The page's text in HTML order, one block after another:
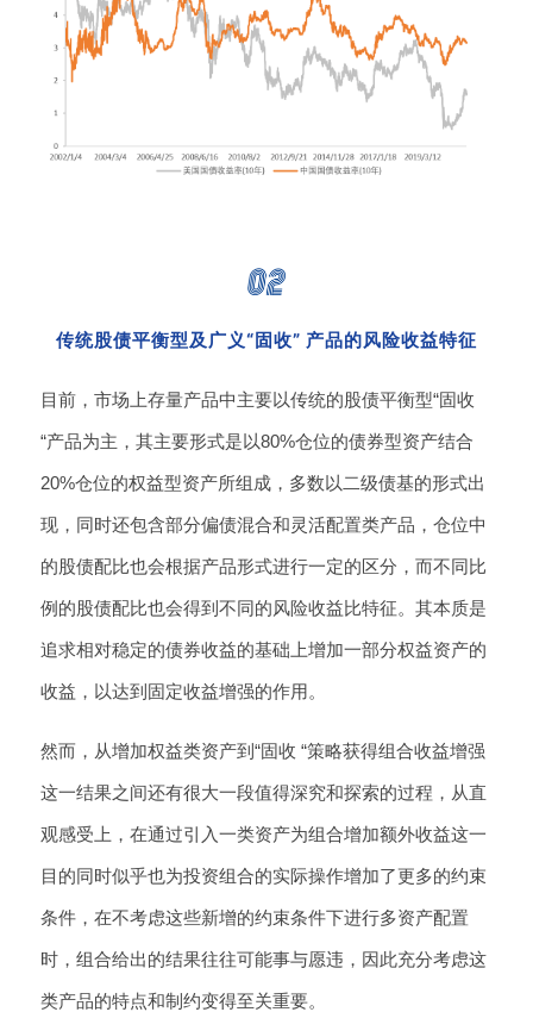
传统股债平衡型及广义“固收” 产品的风险收益特征
目前，市场上存量产品中主要以传统的股债平衡型“固收
“产品为主，其主要形式是以80%仓位的债券型资产结合
20%仓位的权益型资产所组成，多数以二级债基的形式出
现，同时还包含部分偏债混合和灵活配置类产品，仓位中
的股债配比也会根据产品形式进行一定的区分，而不同比
例的股债配比也会得到不同的风险收益比特征。其本质是
追求相对稳定的债券收益的基础上增加一部分权益资产的
收益，以达到固定收益增强的作用。
然而，从增加权益类资产到“固收 “策略获得组合收益增强
这一结果之间还有很大一段值得深究和探索的过程，从直
观感受上，在通过引入一类资产为组合增加额外收益这一
目的同时似乎也为投资组合的实际操作增加了更多的约束
条件，在不考虑这些新增的约束条件下进行多资产配置
时，组合给出的结果往往可能事与愿违，因此充分考虑这
类产品的特点和制约变得至关重要。